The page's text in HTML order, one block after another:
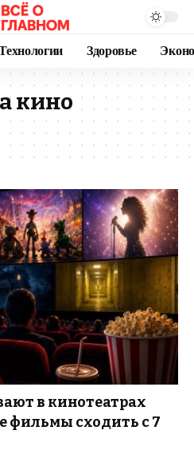
Здоровье
кино
в кинотеатрах
фильмы сходить с 7